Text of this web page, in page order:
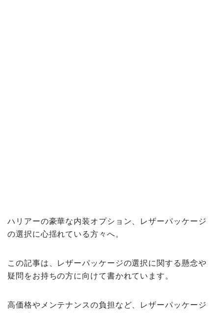
ハリアーの豪華な内装オプション、レザーパッケージ
の選択に心揺れている方々へ。
この記事は、レザーパッケージの選択に関する懸念や
疑問をお持ちの方に向けて書かれています。
高価格やメンテナンスの負担など、レザーパッケージ